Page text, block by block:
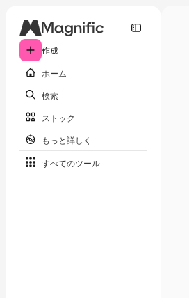
作成
ホーム
検索
ストック
もっと詳しく
すべてのツール